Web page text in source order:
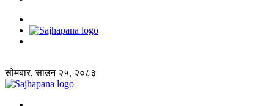
सोमबार, साउन २५, २०८३